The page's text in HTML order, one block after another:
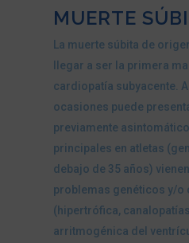
MUERTE
La muerte súbita de
llegar a ser la primera
cardiopatía subyacente.
ocasiones puede
previamente
principales en atletas
debajo de 35 años)
problemas genéticos y/o
(hipertrófica,
arritmogénica del